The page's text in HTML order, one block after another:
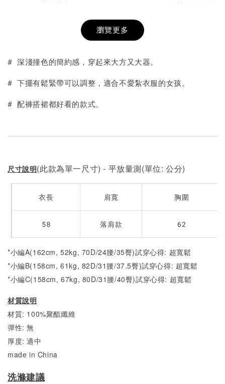
+NT$ 190
-
瀏覽更多
# 深淺撞色的簡約感，穿起來大方又大器。
# 下擺有鬆緊帶可以調整，適合不愛紮衣服的女孩。
# 配褲搭裙都好看的款式。
尺寸說明(此款為單一尺寸) - 平放量測(單位: 公分)
衣長 肩寬 胸圍
58 落肩款 62
*小編A(162cm, 52kg, 70D/24腰/35臀)試穿心得: 超寬鬆
*小編B(158cm, 61kg, 82D/31腰/37.5臀)試穿心得: 超寬鬆
*小編C(158cm, 67kg, 80D/31腰/40臀)試穿心得: 超寬鬆
材質說明
材質: 100%聚酯纖維
彈性: 無
厚度: 適中
made in China
洗滌建議